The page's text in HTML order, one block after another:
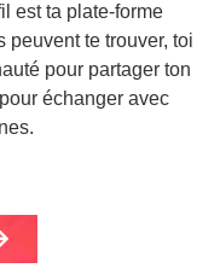
est ta plate-forme
peuvent te trouver, toi
pour partager ton
échanger avec